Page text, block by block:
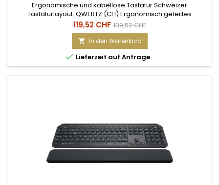
Ergonomische und kabellose Tastatur Schweizer
Tastaturlayout: QWERTZ (CH) Ergonomisch geteiltes
Tastenfeld für eine komfortable und natürliche Haltung
Gepolsterte Handgelenkauflage mit verstellbarem Winkel
Kabellose Verbindung über USB-Empfänger oder Bluetooth
(bis zu 10 m Reichweite) Tasten mit kurzem Tastenhub für
flüssiges und präzises tippen...
Preis
119,52 CHF Verkaufspreis
139,52 CHF
 In den Warenkorb
 Lieferzeit auf Anfrage